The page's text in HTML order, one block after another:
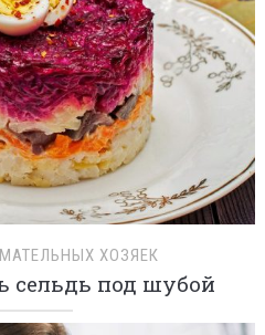
ХОЗЯЕК
сельдь под шубой